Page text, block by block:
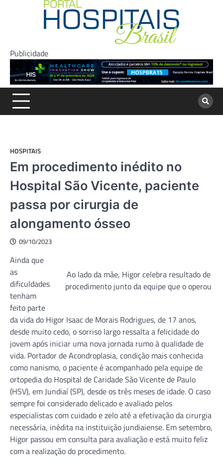
Publicidade
HOSPITAIS
Em procedimento inédito no
Hospital São Vicente, paciente
passa por cirurgia de
alongamento ósseo
09/10/2023
Ao lado da mãe, Higor celebra resultado de
procedimento junto da equipe que o operou
Ainda que
as
dificuldades
tenham
feito parte
da vida do Higor Isaac de Morais Rodrigues, de 17 anos,
desde muito cedo, o sorriso largo ressalta a felicidade do
jovem após iniciar uma nova jornada rumo à qualidade de
vida. Portador de Acondroplasia, condição mais conhecida
como nanismo, o paciente é acompanhado pela equipe de
ortopedia do Hospital de Caridade São Vicente de Paulo
(HSV), em Jundiaí (SP), desde os três meses de idade. O caso
sempre foi considerado delicado e avaliado pelos
especialistas com cuidado e zelo até a efetivação da cirurgia
necessária, inédita na instituição jundiaiense. Em setembro,
Higor passou em consulta para avaliação e está muito feliz
com a realização do procedimento.